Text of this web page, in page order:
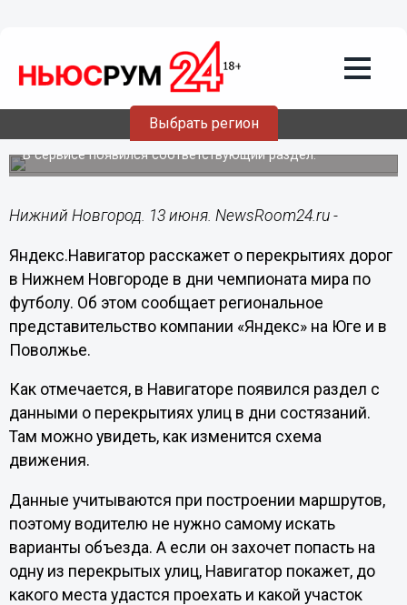
Выбрать регион
13.06.201813:19
О перекрытиях дорог в Нижнем в дни
ЧМ-2018 расскажет Яндекс.Навигатор
В сервисе появился соответствующий раздел.
Нижний Новгород. 13 июня. NewsRoom24.ru -
Яндекс.Навигатор расскажет о перекрытиях дорог
в Нижнем Новгороде в дни чемпионата мира по
футболу. Об этом сообщает региональное
представительство компании «Яндекс» на Юге и в
Поволжье.
Как отмечается, в Навигаторе появился раздел с
данными о перекрытиях улиц в дни состязаний.
Там можно увидеть, как изменится схема
движения.
Данные учитываются при построении маршрутов,
поэтому водителю не нужно самому искать
варианты объезда. А если он захочет попасть на
одну из перекрытых улиц, Навигатор покажет, до
какого места удастся проехать и какой участок